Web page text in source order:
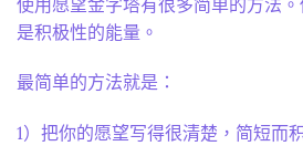
是积极性的能量。
最简单的方法就是：
1）把你的愿望写得很清楚，简短而